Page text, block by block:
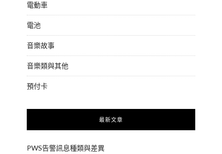
電動車
電池
音樂故事
音樂類與其他
預付卡
最新文章
PWS告警訊息種類與差異